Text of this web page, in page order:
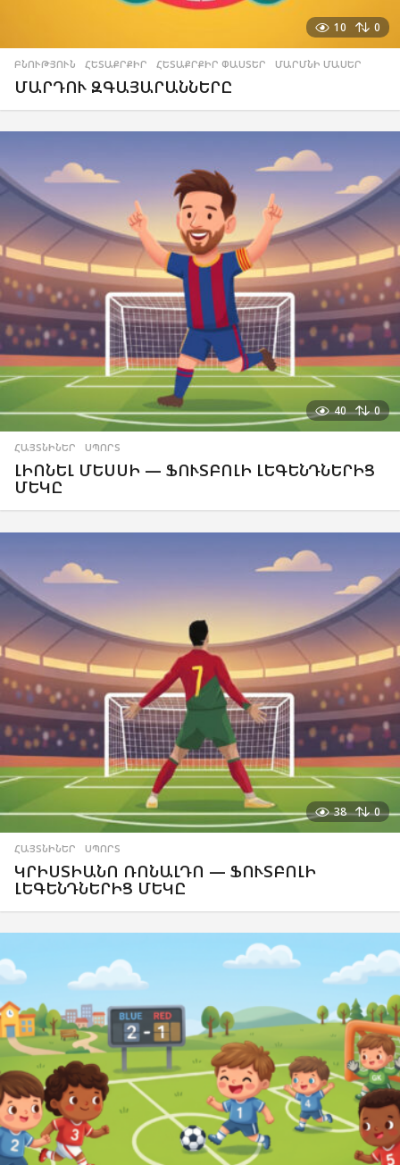
10 0
ԲՆՈՒԹՅՈՒՆ ,ՀԵՏԱՔՐՔԻՐ ,ՀԵՏԱՔՐՔԻՐ ՓԱՍՏԵՐ ,ՄԱՐՄՆԻ ՄԱՍԵՐ
ՄԱՐԴՈՒ ԶԳԱՅԱՐԱՆՆԵՐԸ
40 0
ՀԱՅՏՆԻՆԵՐ ,ՍՊՈՐՏ
ԼԻՈՆԵԼ ՄԵՍՍԻ — ՖՈՒՏԲՈԼԻ ԼԵԳԵՆԴՆԵՐԻՑ
ՄԵԿԸ
38 0
ՀԱՅՏՆԻՆԵՐ ,ՍՊՈՐՏ
ԿՐԻՍՏԻԱՆՈ ՌՈՆԱԼԴՈ — ՖՈՒՏԲՈԼԻ
ԼԵԳԵՆԴՆԵՐԻՑ ՄԵԿԸ